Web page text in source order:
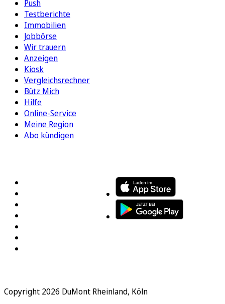
Push
Testberichte
Immobilien
Jobbörse
Wir trauern
Anzeigen
Kiosk
Vergleichsrechner
Bütz Mich
Hilfe
Online-Service
Meine Region
Abo kündigen
Copyright 2026 DuMont Rheinland, Köln